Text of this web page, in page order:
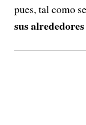
pues, tal como
sus